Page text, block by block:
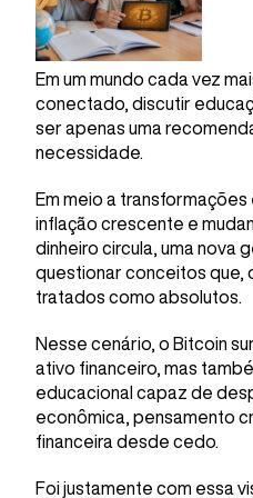
Em um mundo cada vez
conectado, discutir
ser apenas uma
necessidade.
Em meio a
inflação crescente e
dinheiro circula, uma nova
questionar conceitos que,
tratados como absolutos.
Nesse cenário, o Bitcoin
ativo financeiro, mas
educacional capaz de
econômica, pensamento
financeira desde cedo.
Foi justamente com essa